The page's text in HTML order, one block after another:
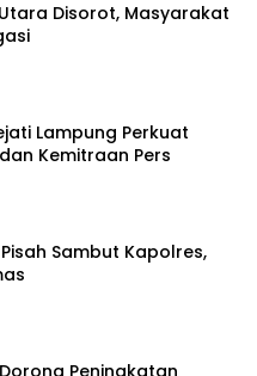
Disorot, Masyarakat
Lampung Perkuat
Kemitraan Pers
Sambut Kapolres,